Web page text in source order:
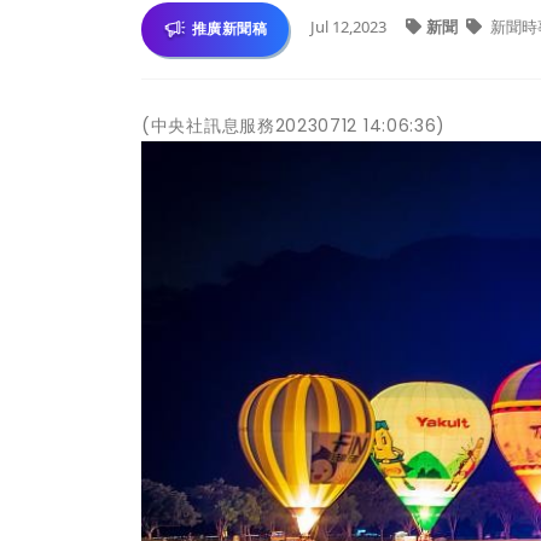
推廣新聞稿 Jul 12,2023 新聞 新聞時
(中央社訊息服務20230712 14:06:36)